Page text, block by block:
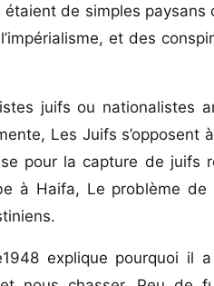
de simples
et des
juifs ou nationalistes
Les Juifs
pour la capture de
à Haifa, Le problème
explique pourquoi il